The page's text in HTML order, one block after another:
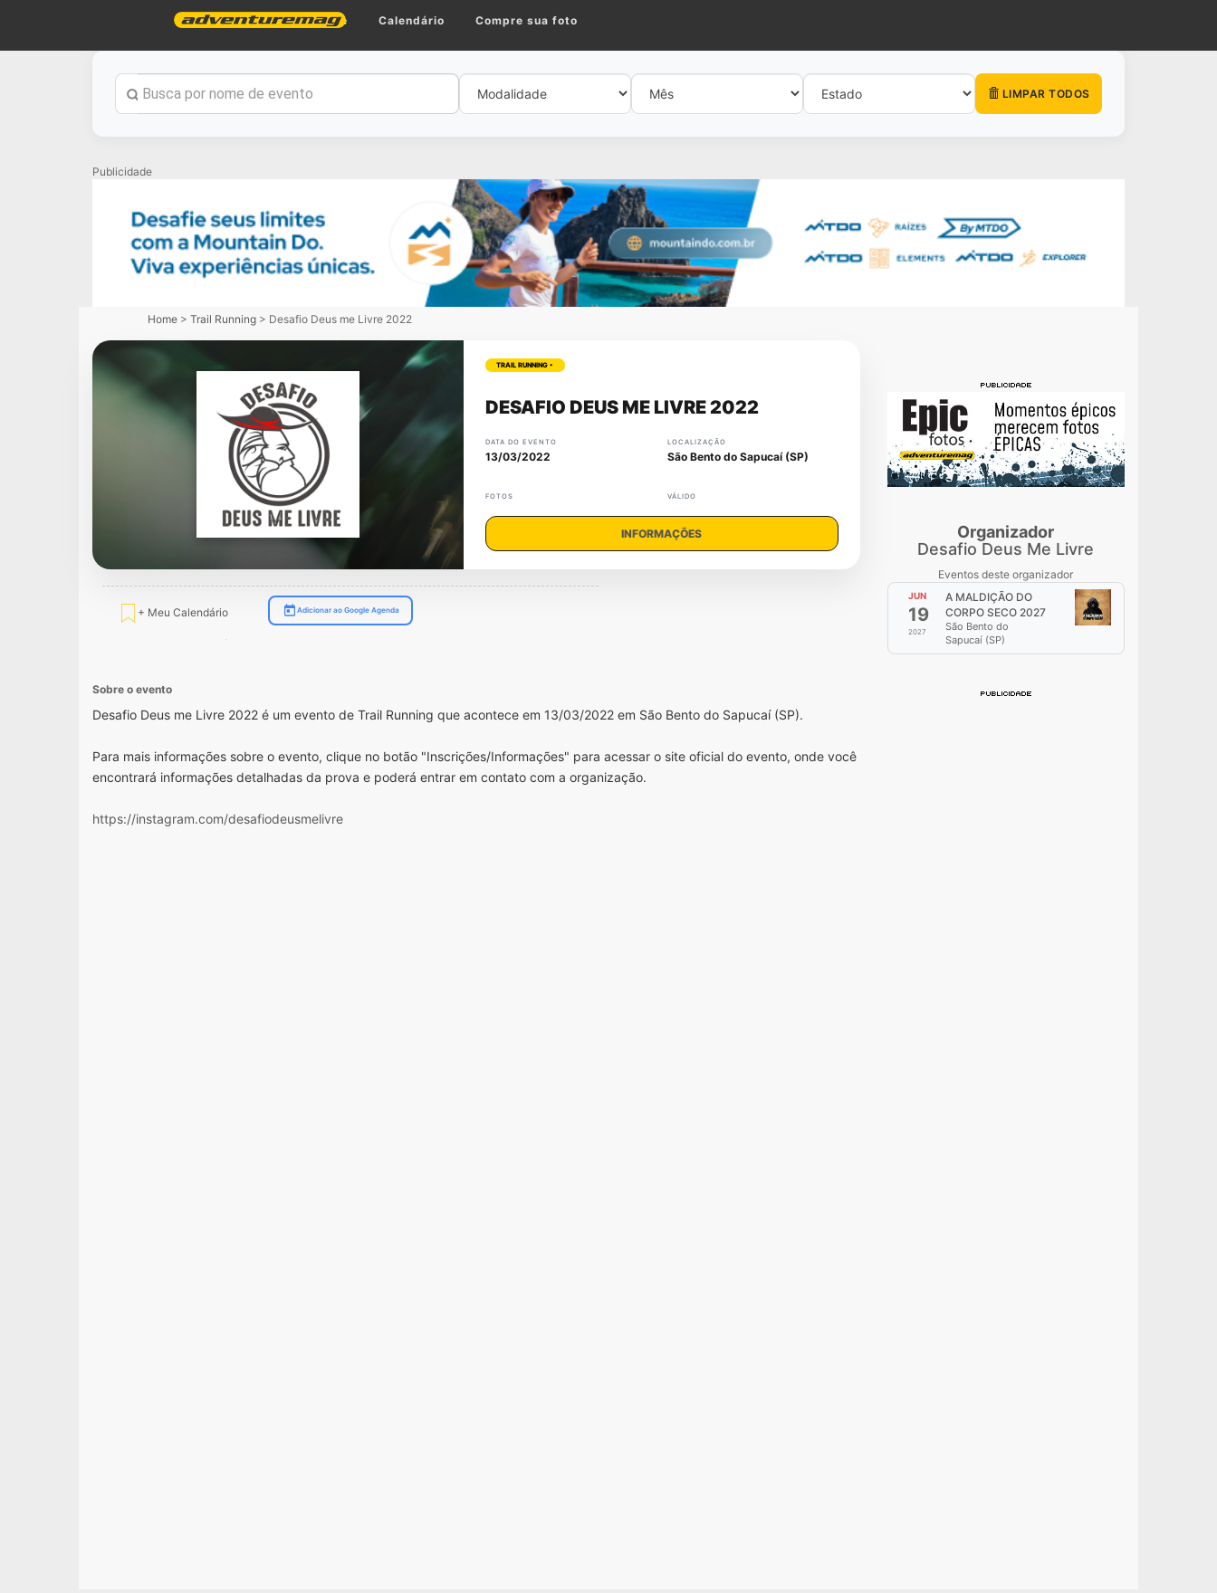
Home Calendário Compre sua foto
LIMPAR TODOS
Publicidade
Home > Trail Running > Desafio Deus me Livre 2022
TRAIL RUNNING •
DESAFIO DEUS ME LIVRE 2022
DATA DO EVENTO
13/03/2022
LOCALIZAÇÃO
São Bento do Sapucaí (SP)
FOTOS VÁLIDO
INFORMAÇÕES
+ Meu Calendário Adicionar ao Google Agenda
Sobre o evento
Desafio Deus me Livre 2022 é um evento de Trail Running que acontece em 13/03/2022 em São Bento do Sapucaí (SP).
Para mais informações sobre o evento, clique no botão "Inscrições/Informações" para acessar o site oficial do evento, onde você
encontrará informações detalhadas da prova e poderá entrar em contato com a organização.
https://instagram.com/desafiodeusmelivre
Organizador
Desafio Deus Me Livre
Eventos deste organizador
JUN
19
2027
A MALDIÇÃO DO
CORPO SECO 2027
São Bento do
Sapucaí (SP)